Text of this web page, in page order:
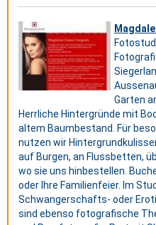
Garten
Herrliche Hintergründe mit
altem Baumbestand. Für
nutzen wir
auf Burgen, an Flussbetten,
wo sie uns hinbestellen.
oder Ihre Familienfeier. Im
Schwangerschafts- oder
sind ebenso fotografische